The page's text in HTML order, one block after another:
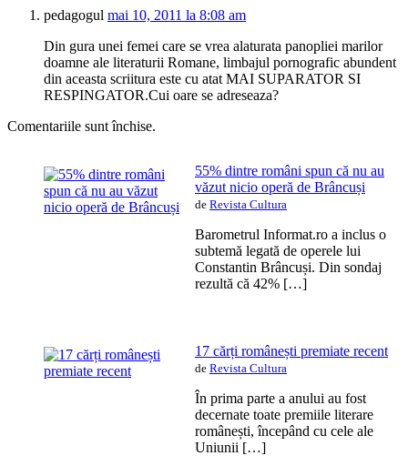
pedagogul mai 10, 2011 la 8:08 am
Din gura unei femei care se vrea alaturata panopliei marilor
doamne ale literaturii Romane, limbajul pornografic abundent
din aceasta scriitura este cu atat MAI SUPARATOR SI
RESPINGATOR.Cui oare se adreseaza?
Comentariile sunt închise.
55% dintre români spun că nu au
văzut nicio operă de Brâncuși
de Revista Cultura
Barometrul Informat.ro a inclus o
subtemă legată de operele lui
Constantin Brâncuși. Din sondaj
rezultă că 42% […]
17 cărți românești premiate recent
de Revista Cultura
În prima parte a anului au fost
decernate toate premiile literare
românești, începând cu cele ale
Uniunii […]